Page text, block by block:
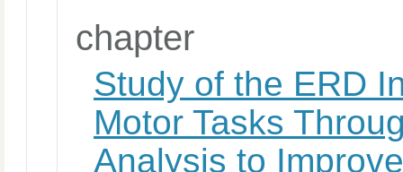
chapter
Study of the ERD
Motor Tasks
Analysis to